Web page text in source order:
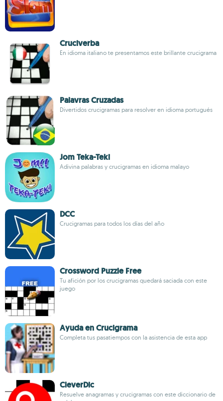
Cruciverba
En idioma italiano te presentamos este brillante crucigrama
Palavras Cruzadas
Divertidos crucigramas para resolver en idioma portugués
Jom Teka-Teki
Adivina palabras y crucigramas en idioma malayo
DCC
Crucigramas para todos los días del año
Crossword Puzzle Free
Tu afición por los crucigramas quedará saciada con este
juego
Ayuda en Crucigrama
Completa tus pasatiempos con la asistencia de esta app
CleverDic
Resuelve anagramas y crucigramas con este diccionario de